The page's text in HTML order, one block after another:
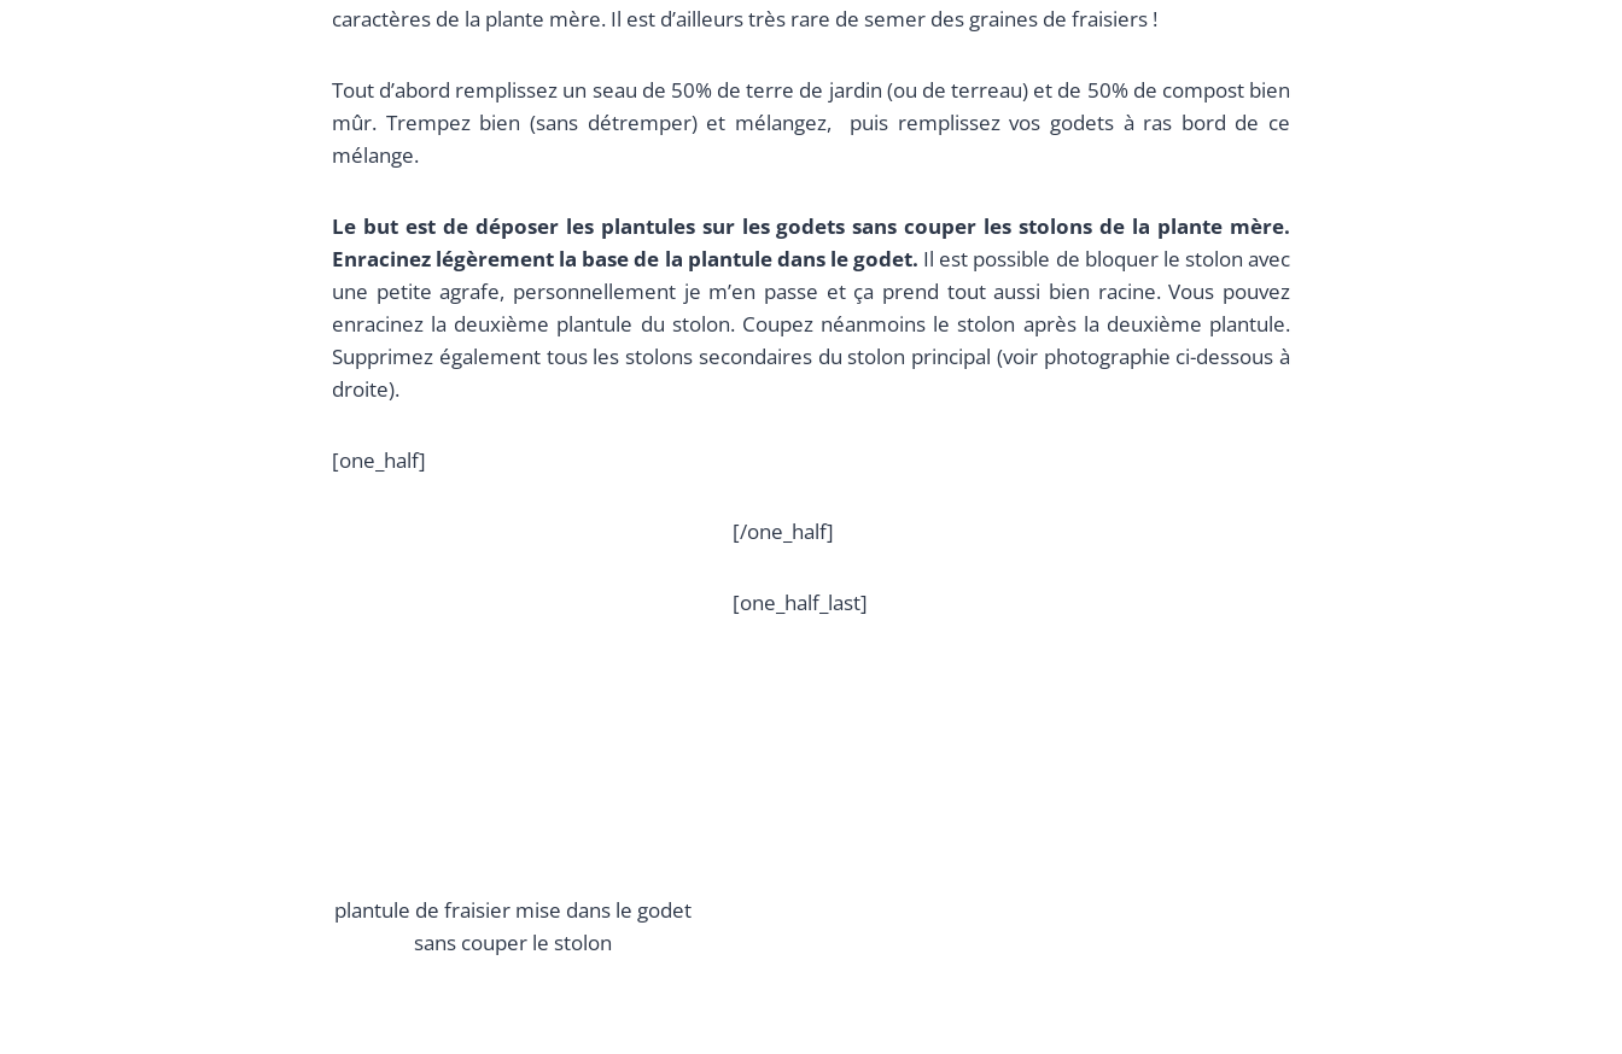
caractères de la plante mère. Il est d’ailleurs très rare de semer des graines de fraisiers !
Tout d’abord remplissez un seau de 50% de terre de jardin (ou de terreau) et de 50% de compost bien
mûr. Trempez bien (sans détremper) et mélangez, puis remplissez vos godets à ras bord de ce
mélange.
Le but est de déposer les plantules sur les godets sans couper les stolons de la plante mère.
Enracinez légèrement la base de la plantule dans le godet. Il est possible de bloquer le stolon avec
une petite agrafe, personnellement je m’en passe et ça prend tout aussi bien racine. Vous pouvez
enracinez la deuxième plantule du stolon. Coupez néanmoins le stolon après la deuxième plantule.
Supprimez également tous les stolons secondaires du stolon principal (voir photographie ci-dessous à
droite).
[one_half]
plantule de fraisier mise dans le godet
sans couper le stolon
[/one_half]
[one_half_last]